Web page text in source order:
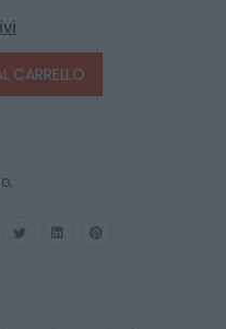
CARRELLO
,